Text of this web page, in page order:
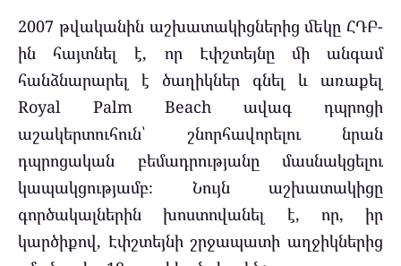
2007 թվականին աշխատակիցներից մեկը ՀԴԲ-
ին հայտնել է, որ Էփշտեյնը մի անգամ
հանձնարարել է ծաղիկներ գնել և առաքել
Royal Palm Beach ավագ դպրոցի
աշակերտուհուն՝ շնորհավորելու նրան
դպրոցական բեմադրությանը մասնակցելու
կապակցությամբ։ Նույն աշխատակիցը
գործակալներին խոստովանել է, որ, իր
կարծիքով, Էփշտեյնի շրջապատի աղջիկներից